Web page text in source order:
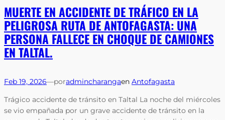
MUERTE EN ACCIDENTE DE TRÁFICO EN LA
PELIGROSA RUTA DE ANTOFAGASTA: UNA
PERSONA FALLECE EN CHOQUE DE CAMIONES
EN TALTAL.
Feb 19, 2026—poradmincharangaen Antofagasta
Trágico accidente de tránsito en Taltal La noche del miércoles
se vio empañada por un grave accidente de tránsito en la